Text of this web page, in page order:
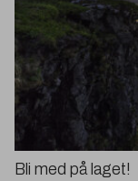
Bli med på laget!